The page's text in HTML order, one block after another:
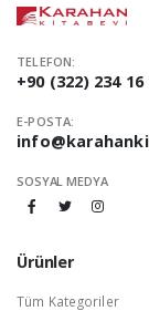
TELEFON:
+90 (322) 234 16
E-POSTA:
SOSYAL MEDYA
Ürünler
Tüm Kategoriler